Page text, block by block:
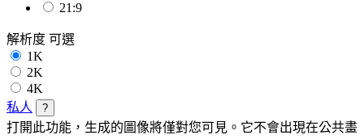
21:9
解析度 可選
1K
2K
4K
私人
?
打開此功能，生成的圖像將僅對您可見。它不會出現在公共畫